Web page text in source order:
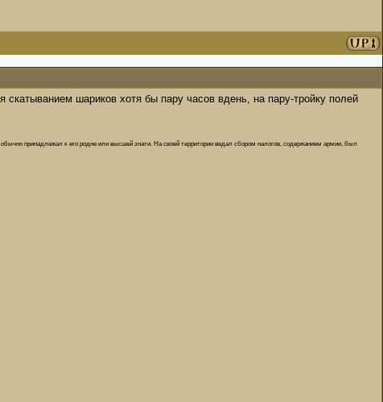
шариков хотя бы пару часов вдень, на пару-тройку полей